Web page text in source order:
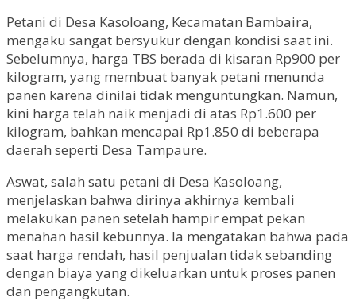
Petani di Desa Kasoloang, Kecamatan Bambaira,
mengaku sangat bersyukur dengan kondisi saat ini.
Sebelumnya, harga TBS berada di kisaran Rp900 per
kilogram, yang membuat banyak petani menunda
panen karena dinilai tidak menguntungkan. Namun,
kini harga telah naik menjadi di atas Rp1.600 per
kilogram, bahkan mencapai Rp1.850 di beberapa
daerah seperti Desa Tampaure.
Aswat, salah satu petani di Desa Kasoloang,
menjelaskan bahwa dirinya akhirnya kembali
melakukan panen setelah hampir empat pekan
menahan hasil kebunnya. Ia mengatakan bahwa pada
saat harga rendah, hasil penjualan tidak sebanding
dengan biaya yang dikeluarkan untuk proses panen
dan pengangkutan.